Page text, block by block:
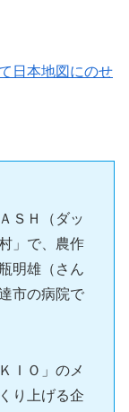
日本地図にのせ
ＳＨ（ダッ
」で、農作
明雄（さん
市の病院で
ＩＯ」のメ
り上げる企